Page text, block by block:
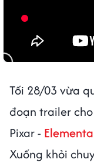
Tối 28/03 vừa
đoạn trailer
Pixar -
Xuống khỏi